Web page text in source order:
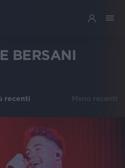
BERSANI
recenti Meno recenti